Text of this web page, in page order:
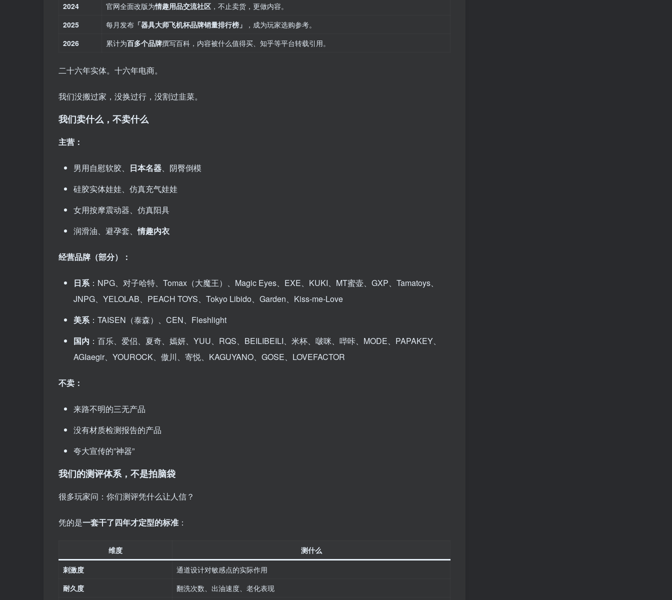
2024
官网全面改版为情趣用品交流社区 ，不止卖货，更做内容。
2025
每月发布 「器具大师飞机杯品牌销量排行榜」
，成为玩家选购参考。
2026
累计为百多个品牌撰写百科，内容被什么值得买、知乎等平台转载引用。
二十六年实体。十六年电商。
我们没搬过家，没换过行，没割过韭菜。
我们卖什么，不卖什么
主营：
男用自慰软胶、 日本名器、阴臀倒模
硅胶实体娃娃、仿真充气娃娃
女用按摩震动器、仿真阳具
润滑油、避孕套、情趣内衣
经营品牌（部分）：
日系：NPG、对子哈特、Tomax（大魔王）、Magic Eyes、EXE、KUKI、MT蜜壶、GXP、Tamatoys、
JNPG、YELOLAB、PEACH TOYS、Tokyo Libido、Garden、Kiss-me-Love
美系：TAISEN（泰森）、CEN、Fleshlight
国内 ：百乐、爱侣、夏奇、嫣妍、YUU、RQS、BEILIBEILI、米杯、啵咪、哔咔、MODE、PAPAKEY、
AGIaegir、YOUROCK、傲川、寄悦、KAGUYANO、GOSE、LOVEFACTOR
不卖：
来路不明的三无产品
没有材质检测报告的产品
夸大宣传的”神器”
我们的测评体系，不是拍脑袋
很多玩家问：你们测评凭什么让人信？
凭的是一套干了四年才定型的标准 ：
维度
测什么
刺激度
通道设计对敏感点的实际作用
耐久度
翻洗次数、出油速度、老化表现